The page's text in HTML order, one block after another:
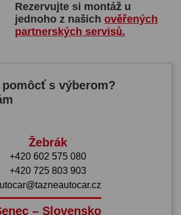
Rezervujte si montáž u
jednoho z našichověřených
partnerských servisů.
s výberom?
Žebrák
+420 602 575 080
+420 725 803 903
– Slovensko